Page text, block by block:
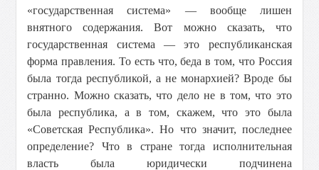
«государственная система» — вообще лишен
внятного содержания. Вот можно сказать, что
государственная система — это республиканская
форма правления. То есть что, беда в том, что Россия
была тогда республикой, а не монархией? Вроде бы
странно. Можно сказать, что дело не в том, что это
была республика, а в том, скажем, что это была
«Советская Республика». Но что значит, последнее
определение? Что в стране тогда исполнительная
власть была юридически подчинена